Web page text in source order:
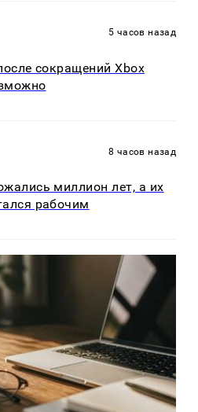
5 часов назад
сокращений Xbox
8 часов назад
миллион лет, а их
рабочим